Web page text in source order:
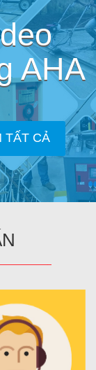
AHA
TẤT CẢ